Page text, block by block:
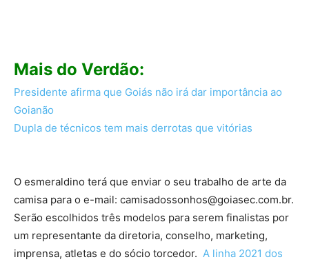
Mais do Verdão:
Presidente afirma que Goiás não irá dar importância ao
Goianão
Dupla de técnicos tem mais derrotas que vitórias
O esmeraldino terá que enviar o seu trabalho de arte da
camisa para o e-mail: camisadossonhos@goiasec.com.br.
Serão escolhidos três modelos para serem finalistas por
um representante da diretoria, conselho, marketing,
imprensa, atletas e do sócio torcedor. A linha 2021 dos